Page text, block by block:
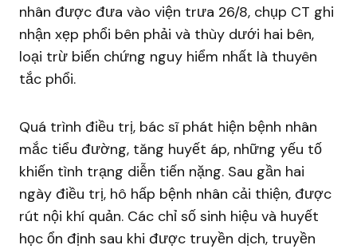
nhân được đưa vào viện trưa 26/8, chụp CT ghi
nhận xẹp phổi bên phải và thùy dưới hai bên,
loại trừ biến chứng nguy hiểm nhất là thuyên
tắc phổi.
Quá trình điều trị, bác sĩ phát hiện bệnh nhân
mắc tiểu đường, tăng huyết áp, những yếu tố
khiến tình trạng diễn tiến nặng. Sau gần hai
ngày điều trị, hô hấp bệnh nhân cải thiện, được
rút nội khí quản. Các chỉ số sinh hiệu và huyết
học ổn định sau khi được truyền dịch, truyền